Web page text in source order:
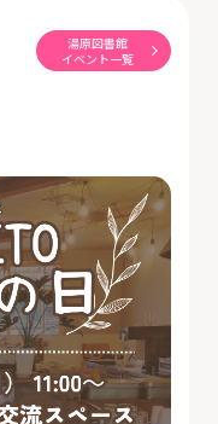
湯原図書館
イベント一覧